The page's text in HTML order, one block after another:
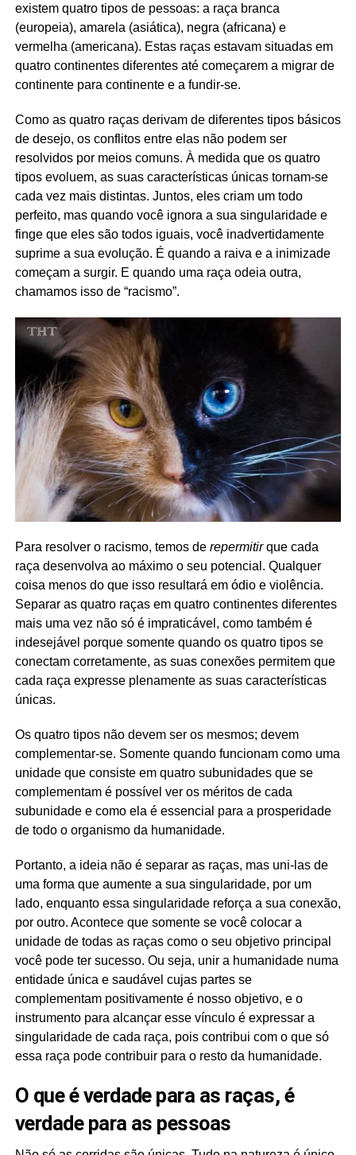
existem quatro tipos de pessoas: a raça branca
(europeia), amarela (asiática), negra (africana) e
vermelha (americana). Estas raças estavam situadas em
quatro continentes diferentes até começarem a migrar de
continente para continente e a fundir-se.
Como as quatro raças derivam de diferentes tipos básicos
de desejo, os conflitos entre elas não podem ser
resolvidos por meios comuns. À medida que os quatro
tipos evoluem, as suas características únicas tornam-se
cada vez mais distintas. Juntos, eles criam um todo
perfeito, mas quando você ignora a sua singularidade e
finge que eles são todos iguais, você inadvertidamente
suprime a sua evolução. É quando a raiva e a inimizade
começam a surgir. E quando uma raça odeia outra,
chamamos isso de “racismo”.
Para resolver o racismo, temos de repermitirque cada
raça desenvolva ao máximo o seu potencial. Qualquer
coisa menos do que isso resultará em ódio e violência.
Separar as quatro raças em quatro continentes diferentes
mais uma vez não só é impraticável, como também é
indesejável porque somente quando os quatro tipos se
conectam corretamente, as suas conexões permitem que
cada raça expresse plenamente as suas características
únicas.
Os quatro tipos não devem ser os mesmos; devem
complementar-se. Somente quando funcionam como uma
unidade que consiste em quatro subunidades que se
complementam é possível ver os méritos de cada
subunidade e como ela é essencial para a prosperidade
de todo o organismo da humanidade.
Portanto, a ideia não é separar as raças, mas uni-las de
uma forma que aumente a sua singularidade, por um
lado, enquanto essa singularidade reforça a sua conexão,
por outro. Acontece que somente se você colocar a
unidade de todas as raças como o seu objetivo principal
você pode ter sucesso. Ou seja, unir a humanidade numa
entidade única e saudável cujas partes se
complementam positivamente é nosso objetivo, e o
instrumento para alcançar esse vínculo é expressar a
singularidade de cada raça, pois contribui com o que só
essa raça pode contribuir para o resto da humanidade.
O que é verdade para as raças, é
verdade para as pessoas